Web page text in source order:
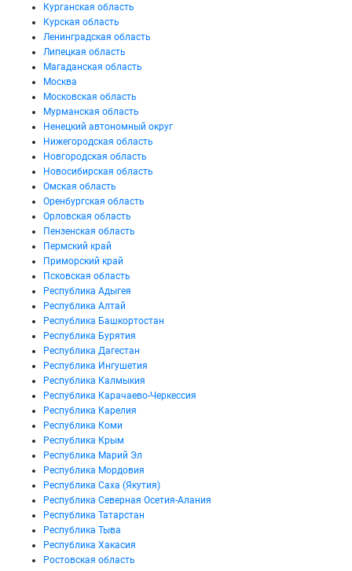
Курганская область
Курская область
Ленинградская область
Липецкая область
Магаданская область
Москва
Московская область
Мурманская область
Ненецкий автономный округ
Нижегородская область
Новгородская область
Новосибирская область
Омская область
Оренбургская область
Орловская область
Пензенская область
Пермский край
Приморский край
Псковская область
Республика Адыгея
Республика Алтай
Республика Башкортостан
Республика Бурятия
Республика Дагестан
Республика Ингушетия
Республика Калмыкия
Республика Карачаево-Черкессия
Республика Карелия
Республика Коми
Республика Крым
Республика Марий Эл
Республика Мордовия
Республика Саха (Якутия)
Республика Северная Осетия-Алания
Республика Татарстан
Республика Тыва
Республика Хакасия
Ростовская область